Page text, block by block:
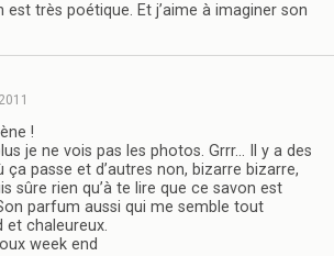
est très poétique. Et j’aime à imaginer son
!
je ne vois pas les photos. Grrr… Il y a des
ça passe et d’autres non, bizarre bizarre,
sûre rien qu’à te lire que ce savon est
parfum aussi qui me semble tout
et chaleureux.
week end